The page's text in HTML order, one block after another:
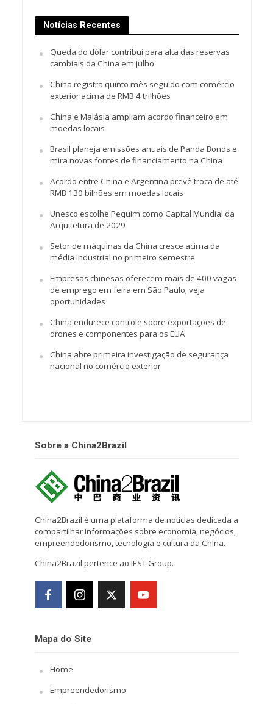
Notícias Recentes
Queda do dólar contribui para alta das reservas
cambiais da China em julho
China registra quinto mês seguido com comércio
exterior acima de RMB 4 trilhões
China e Malásia ampliam acordo financeiro em
moedas locais
Brasil planeja emissões anuais de Panda Bonds e
mira novas fontes de financiamento na China
Acordo entre China e Argentina prevê troca de até
RMB 130 bilhões em moedas locais
Unesco escolhe Pequim como Capital Mundial da
Arquitetura de 2029
Setor de máquinas da China cresce acima da
média industrial no primeiro semestre
Empresas chinesas oferecem mais de 400 vagas
de emprego em feira em São Paulo; veja
oportunidades
China endurece controle sobre exportações de
drones e componentes para os EUA
China abre primeira investigação de segurança
nacional no comércio exterior
Sobre a China2Brazil
China2Brazil é uma plataforma de notícias dedicada a
compartilhar informações sobre economia, negócios,
empreendedorismo, tecnologia e cultura da China.
China2Brazil pertence ao IEST Group.
Mapa do Site
Home
Empreendedorismo